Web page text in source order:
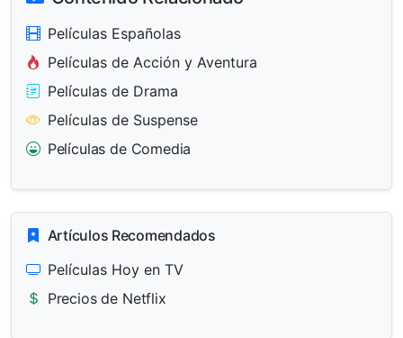
Películas Españolas
Películas de Acción y Aventura
Películas de Drama
Películas de Suspense
Películas de Comedia
Artículos Recomendados
Películas Hoy en TV
Precios de Netflix